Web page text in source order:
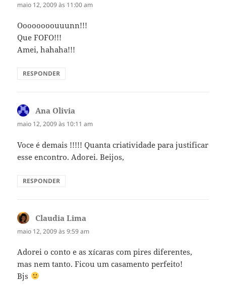
maio 12, 2009 às 11:00 am
Oooooooouuunn!!!
Que FOFO!!!
Amei, hahaha!!!
RESPONDER
Ana Olivia
maio 12, 2009 às 10:11 am
Voce é demais !!!!! Quanta criatividade para justificar
esse encontro. Adorei. Beijos,
RESPONDER
Claudia Lima
maio 12, 2009 às 9:59 am
Adorei o conto e as xícaras com pires diferentes,
mas nem tanto. Ficou um casamento perfeito!
Bjs